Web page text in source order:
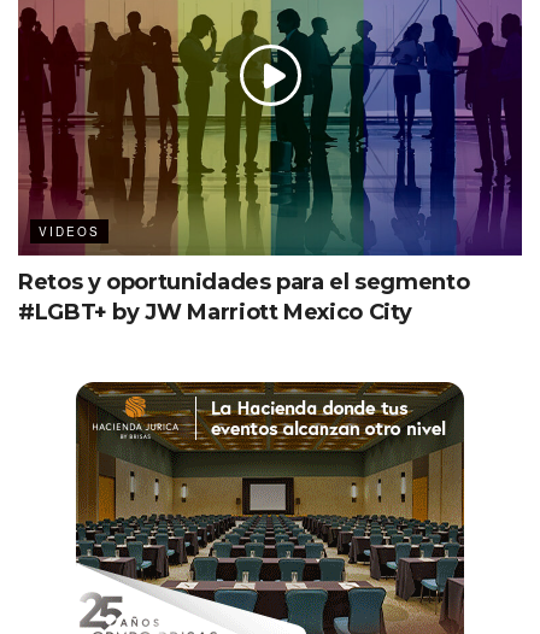
VIDEOS
Retos y oportunidades para el segmento
#LGBT+ by JW Marriott Mexico City